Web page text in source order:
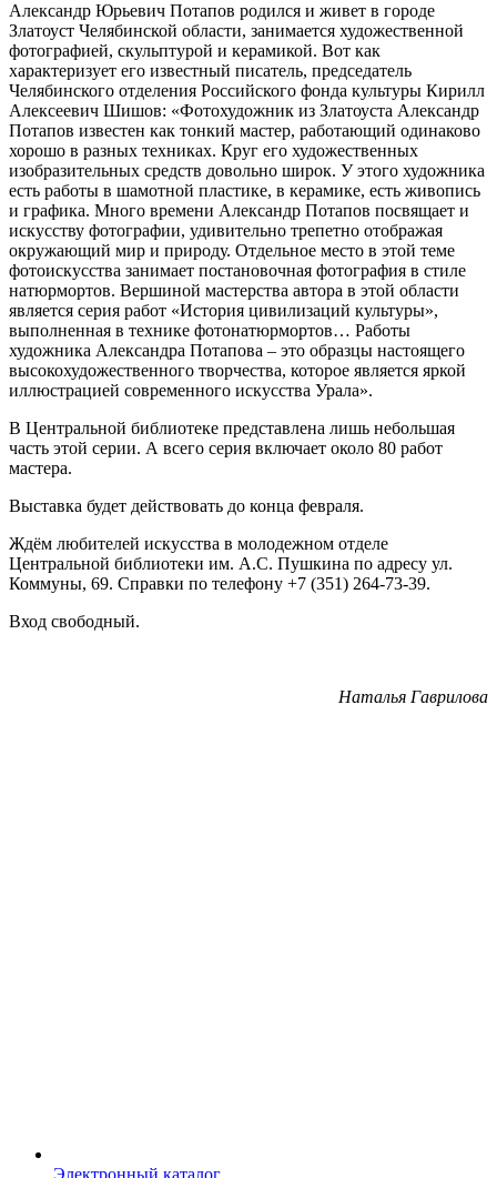
Александр Юрьевич Потапов родился и живет в городе
Златоуст Челябинской области, занимается художественной
фотографией, скульптурой и керамикой. Вот как
характеризует его известный писатель, председатель
Челябинского отделения Российского фонда культуры Кирилл
Алексеевич Шишов: «Фотохудожник из Златоуста Александр
Потапов известен как тонкий мастер, работающий одинаково
хорошо в разных техниках. Круг его художественных
изобразительных средств довольно широк. У этого художника
есть работы в шамотной пластике, в керамике, есть живопись
и графика. Много времени Александр Потапов посвящает и
искусству фотографии, удивительно трепетно отображая
окружающий мир и природу. Отдельное место в этой теме
фотоискусства занимает постановочная фотография в стиле
натюрмортов. Вершиной мастерства автора в этой области
является серия работ «История цивилизаций культуры»,
выполненная в технике фотонатюрмортов… Работы
художника Александра Потапова – это образцы настоящего
высокохудожественного творчества, которое является яркой
иллюстрацией современного искусства Урала».
В Центральной библиотеке представлена лишь небольшая
часть этой серии. А всего серия включает около 80 работ
мастера.
Выставка будет действовать до конца февраля.
Ждём любителей искусства в молодежном отделе
Центральной библиотеки им. А.С. Пушкина по адресу ул.
Коммуны, 69. Справки по телефону +7 (351) 264-73-39.
Вход свободный.
Наталья Гаврилова